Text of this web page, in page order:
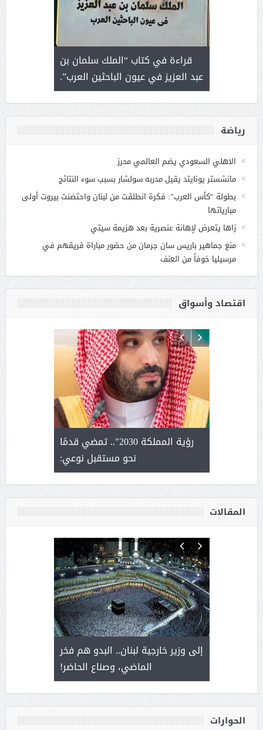
قراءة في كتاب “الملك سلمان بن
عبد العزيز في عيون الباحثين العرب”.
لايعرف
رياضة
الاهلي السعودي يضم العالمي محرز
مانشستر يونايتد يقيل مدربه سولشار بسبب سوء النتائج
بطولة “كأس العرب”: فكرة انطلقت من لبنان واحتضنت بيروت أولى
مبارياتها
زاها يتعرض لإهانة عنصرية بعد هزيمة سيتي
منع جماهير باريس سان جرمان من حضور مباراة فريقهم في
مرسيليا خوفاً من العنف
اقتصاد وأسواق
يحصل
رؤية المملكة 2030".. تمضي قدمًا
نحو مستقبل نوعي:
ورشة
عنيزة
المقالات
سلمان
إلى وزير خارجية لبنان.. البدو هم فخر
الماضي، وصناع الحاضر!
يحمل
من عشق
الحوارات